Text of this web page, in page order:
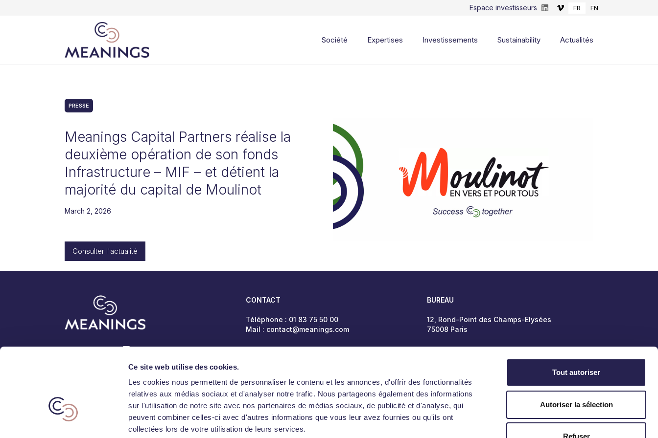
Ce site web utilise des cookies.
Les cookies nous permettent de personnaliser le contenu et les annonces, d'offrir des fonctionnalités
relatives aux médias sociaux et d'analyser notre trafic. Nous partageons également des informations
sur l'utilisation de notre site avec nos partenaires de médias sociaux, de publicité et d'analyse, qui
peuvent combiner celles-ci avec d'autres informations que vous leur avez fournies ou qu'ils ont
collectées lors de votre utilisation de leurs services.
Tout autoriser
Autoriser la sélection
Refuser
Espace investisseurs FR EN
Société Expertises Investissements Sustainability Actualités
PRESSE
Meanings Capital Partners réalise la
deuxième opération de son fonds
Infrastructure – MIF – et détient la
majorité du capital de Moulinot
March 2, 2026
Consulter l'actualité
Abonnez-vous
CONTACT
Téléphone : 01 83 75 50 00
Mail : contact@meanings.com
BUREAU
12, Rond-Point des Champs-Elysées
75008 Paris
Politique de confidentialité